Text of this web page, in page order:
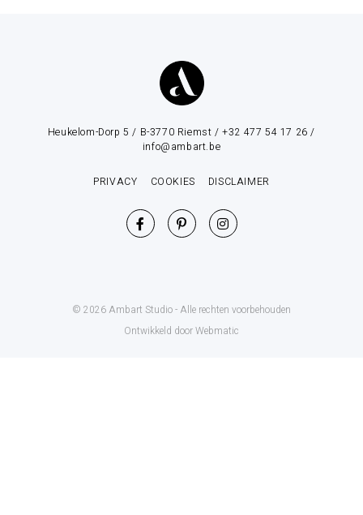
Heukelom-Dorp 5 / B-3770 Riemst / +32 477 54 17 26 /
info@ambart.be
PRIVACY COOKIES DISCLAIMER
© 2026 Ambart Studio - Alle rechten voorbehouden
Ontwikkeld door Webmatic